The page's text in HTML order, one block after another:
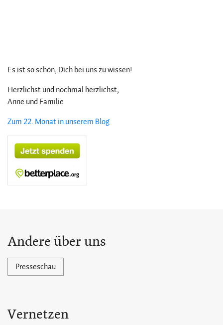
Es ist so schön, Dich bei uns zu wissen!
Herzlichst und nochmal herzlichst,
Anne und Familie
Zum 22. Monat in unserem Blog
Andere über uns
Presseschau
Vernetzen